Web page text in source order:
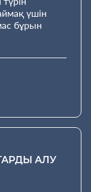
үшін
бұрын
АЛУ